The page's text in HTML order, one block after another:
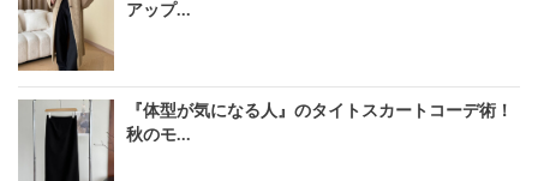
アップ...
『体型が気になる人』のタイトスカートコーデ術！
秋のモ...